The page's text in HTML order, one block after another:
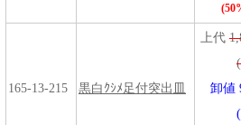
165-13-215 黒白ｸｼﾒ足付突出皿
上代
卸値